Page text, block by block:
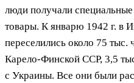
люди получали
товары. К январю 1942 г. в
переселились около 75 тыс.
Карело-Финской ССР, 3,5
с Украины. Все они были